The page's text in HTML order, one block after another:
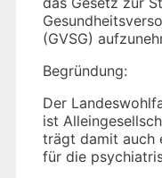
(GVSG)
Begründung:
Der
ist
trägt damit auch
für die